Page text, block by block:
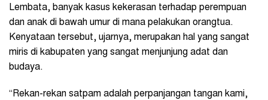
Lembata, banyak kasus kekerasan terhadap perempuan
dan anak di bawah umur di mana pelakukan orangtua.
Kenyataan tersebut, ujarnya, merupakan hal yang sangat
miris di kabupaten yang sangat menjunjung adat dan
budaya.
“Rekan-rekan satpam adalah perpanjangan tangan kami,